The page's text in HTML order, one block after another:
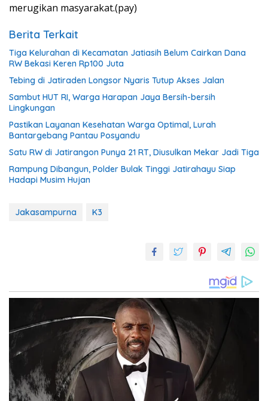
merugikan masyarakat.(pay)
Berita Terkait
Tiga Kelurahan di Kecamatan Jatiasih Belum Cairkan Dana
RW Bekasi Keren Rp100 Juta
Tebing di Jatiraden Longsor Nyaris Tutup Akses Jalan
Sambut HUT RI, Warga Harapan Jaya Bersih-bersih
Lingkungan
Pastikan Layanan Kesehatan Warga Optimal, Lurah
Bantargebang Pantau Posyandu
Satu RW di Jatirangon Punya 21 RT, Diusulkan Mekar Jadi Tiga
Rampung Dibangun, Polder Bulak Tinggi Jatirahayu Siap
Hadapi Musim Hujan
Jakasampurna K3